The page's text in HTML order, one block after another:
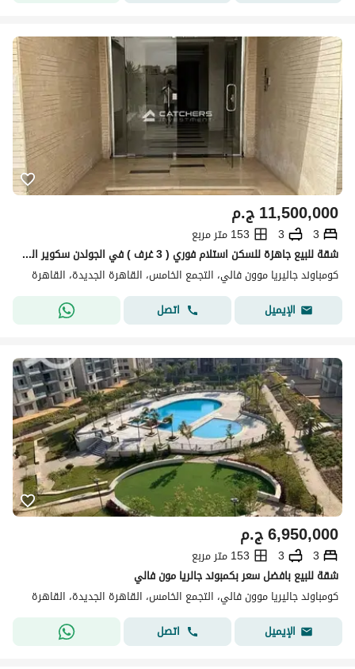
ج.م11,500,000
3
3
153 متر مربع
شقة للبيع جاهزة للسكن استلام فوري ( 3 غرف ) في الجولدن سكوير التجمع الخامس كمبوند جاليريا مون فالي بجوار ميفيدا
كومباوند جاليريا موون فالي، التجمع الخامس، القاهرة الجديدة، القاهرة
الإيميل
اتصل
ج.م6,950,000
3
3
153 متر مربع
شقة للبيع بافضل سعر بكمبوند جالريا مون فالي
كومباوند جاليريا موون فالي، التجمع الخامس، القاهرة الجديدة، القاهرة
الإيميل
اتصل